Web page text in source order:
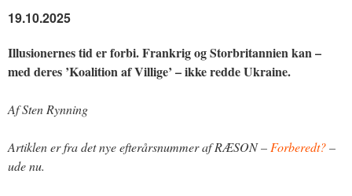
19.10.2025
Illusionernes tid er forbi. Frankrig og Storbritannien kan –
med deres ’Koalition af Villige’ – ikke redde Ukraine.
Af Sten Rynning
Artiklen er fra det nye efterårsnummer af RÆSON –Forberedt?–
ude nu.